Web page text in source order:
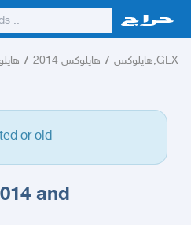
/ هايلوكس 2014 / هايلوكس,GLX
or old
and